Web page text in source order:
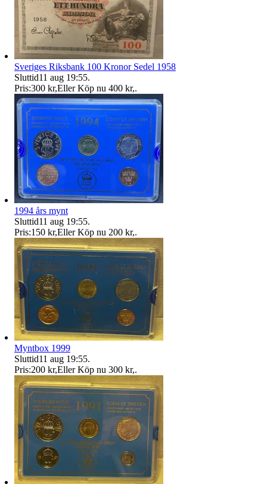
Sveriges Riksbank 100 Kronor Sedel 1958
Sluttid11 aug 19:55.
Pris:300 kr,Eller Köp nu 400 kr,.
1994 års mynt
Sluttid11 aug 19:55.
Pris:150 kr,Eller Köp nu 200 kr,.
Myntbox 1999
Sluttid11 aug 19:55.
Pris:200 kr,Eller Köp nu 300 kr,.